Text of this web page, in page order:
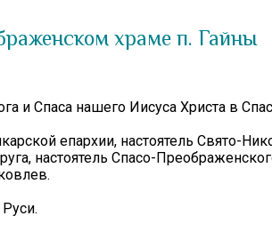
храме п. Гайны
и Спаса нашего Иисуса Христа в
епархии, настоятель Свято-
настоятель Спасо-